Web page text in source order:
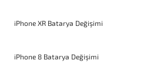
iPhone XR Batarya Değişimi
iPhone 8 Batarya Değişimi